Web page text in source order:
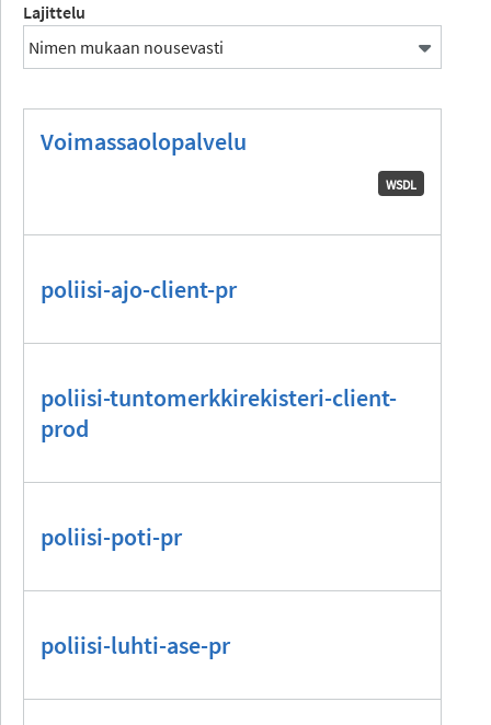
Lajittelu
Voimassaolopalvelu
WSDL
poliisi-ajo-client-pr
poliisi-tuntomerkkirekisteri-client-
prod
poliisi-poti-pr
poliisi-luhti-ase-pr